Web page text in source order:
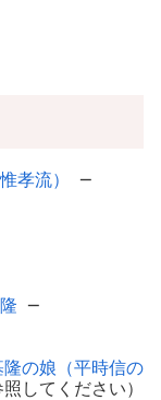
孝流） ─
─
隆の娘（平時信の
してください）